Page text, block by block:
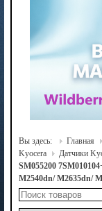
Вы здесь: Главная
Kyocera
Датчики
SM055200
M2540dn/ M2635dn/